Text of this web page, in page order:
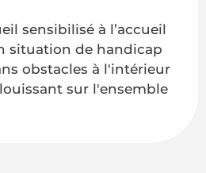
sensibilisé à l’accueil
situation de handicap
obstacles à l'intérieur
sur l'ensemble